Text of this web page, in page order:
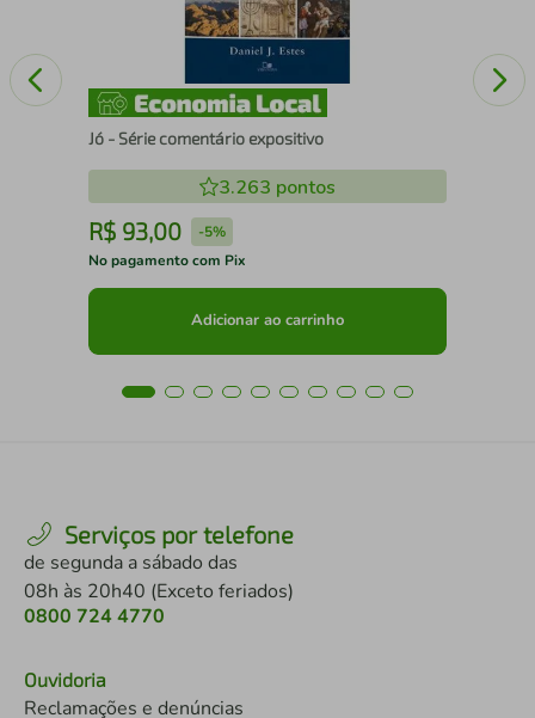
Jó - Série comentário expositivo
3.263 pontos
R$ 93,00 -5%
No pagamento com Pix
Adicionar ao carrinho
Serviços por telefone
de segunda a sábado das
08h às 20h40 (Exceto feriados)
0800 724 4770
Ouvidoria
Reclamações e denúncias